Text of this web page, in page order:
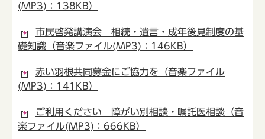
(MP3)：138KB）
市民啓発講演会 相続・遺言・成年後見制度の基
礎知識（音楽ファイル(MP3)：146KB）
赤い羽根共同募金にご協力を（音楽ファイル
(MP3)：141KB）
ご利用ください 障がい別相談・嘱託医相談（音
楽ファイル(MP3)：666KB）